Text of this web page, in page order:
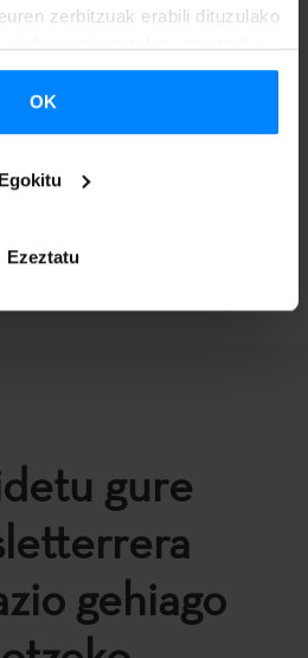
zerbitzuak erabili dituzulako
informazio batekin uztartzeko.
OK
Egokitu
Ezeztatu
duen belaunaldia
gure
gehiago